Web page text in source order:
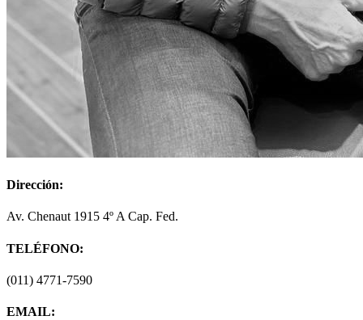
Dirección:
Av. Chenaut 1915 4º A Cap. Fed.
TELÉFONO:
(011) 4771-7590
EMAIL: